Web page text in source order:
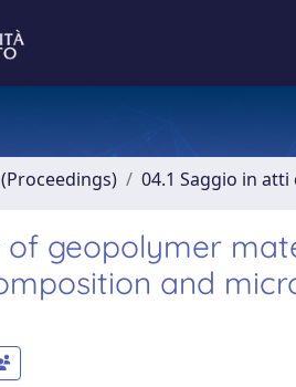
04.1 Saggio in
geopolymer
and